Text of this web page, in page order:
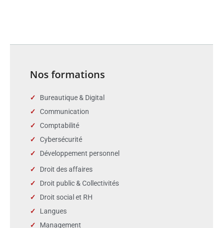
Nos formations
Bureautique & Digital
Communication
Comptabilité
Cybersécurité
Développement personnel
Droit des affaires
Droit public & Collectivités
Droit social et RH
Langues
Management